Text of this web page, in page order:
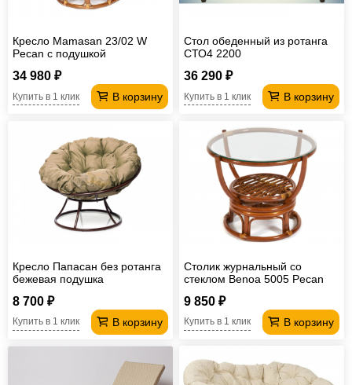
Кресло Mamasan 23/02 W
Pecan с подушкой
34 980 ₽
В корзину
Купить в 1 клик
Стол обеденный из ротанга
СТО4 2200
36 290 ₽
В корзину
Купить в 1 клик
Кресло Папасан без ротанга
бежевая подушка
8 700 ₽
В корзину
Купить в 1 клик
Столик журнальный со
стеклом Benoa 5005 Pecan
9 850 ₽
В корзину
Купить в 1 клик